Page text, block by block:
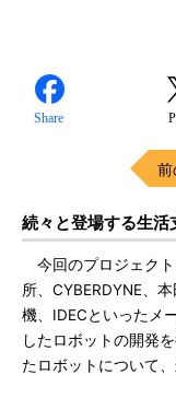
Share
前
続々と登場する生活
今回のプロジェク
所、CYBERDYNE、
機、IDECといったメ
したロボットの開発
たロボットについて